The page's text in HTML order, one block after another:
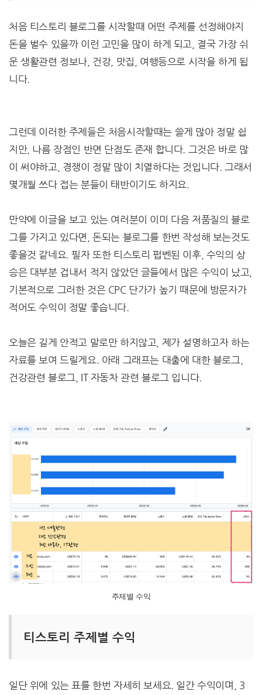
처음 티스토리 블로그를 시작할때 어떤 주제를 선정해야지
돈을 벌수 있을까 이런 고민을 많이 하게 되고, 결국 가장 쉬
운 생활관련 정보나, 건강, 맛집, 여행등으로 시작을 하게 됩
니다.
그런데 이러한 주제들은 처음시작할때는 쓸게 많아 정말 쉽
지만, 나름 장점인 반면 단점도 존재 합니다. 그것은 바로 많
이 써야하고, 경쟁이 정말 많이 치열하다는 것입니다. 그래서
몇개월 쓰다 접는 분들이 태반이기도 하지요.
만약에 이글을 보고 있는 여러분이 이미 다음 저품질의 블로
그를 가지고 있다면, 돈되는 블로그를 한번 작성해 보는것도
좋을것 같네요. 필자 또한 티스토리 펍벤된 이후, 수익의 상
승은 대부분 겁내서 적지 않았던 글들에서 많은 수익이 났고,
기본적으로 그러한 것은 CPC 단가가 높기 때문에 방문자가
적어도 수익이 정말 좋습니다.
오늘은 길게 안적고 말로만 하지않고, 제가 설명하고자 하는
자료를 보여 드릴게요. 아래 그래프는 대출에 대한 블로그,
건강관련 블로그, IT 자동차 관련 블로그 입니다.
주제별 수익
티스토리 주제별 수익
일단 위에 있는 표를 한번 자세히 보세요. 일간 수익이며, 3